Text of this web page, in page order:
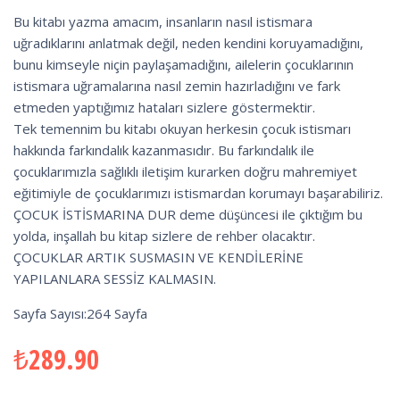
Bu kitabı yazma amacım, insanların nasıl istismara
uğradıklarını anlatmak değil, neden kendini koruyamadığını,
bunu kimseyle niçin paylaşamadığını, ailelerin çocuklarının
istismara uğramalarına nasıl zemin hazırladığını ve fark
etmeden yaptığımız hataları sizlere göstermektir.
Tek temennim bu kitabı okuyan herkesin çocuk istismarı
hakkında farkındalık kazanmasıdır. Bu farkındalık ile
çocuklarımızla sağlıklı iletişim kurarken doğru mahremiyet
eğitimiyle de çocuklarımızı istismardan korumayı başarabiliriz.
ÇOCUK İSTİSMARINA DUR deme düşüncesi ile çıktığım bu
yolda, inşallah bu kitap sizlere de rehber olacaktır.
ÇOCUKLAR ARTIK SUSMASIN VE KENDİLERİNE
YAPILANLARA SESSİZ KALMASIN.
Sayfa Sayısı:264 Sayfa
₺289.90